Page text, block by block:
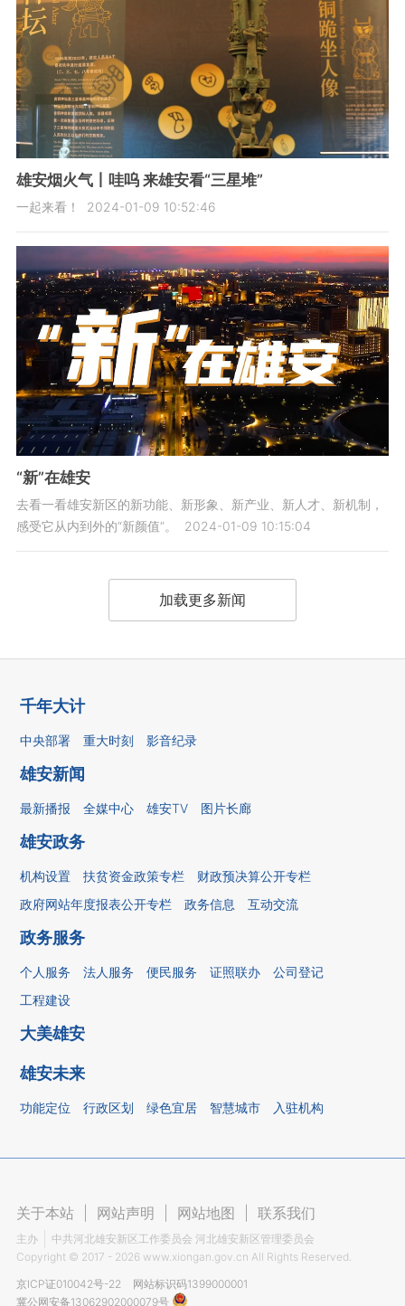
雄安烟火气丨哇呜 来雄安看“三星堆”
一起来看！ 2024-01-09 10:52:46
“新”在雄安
去看一看雄安新区的新功能、新形象、新产业、新人才、新机制，
感受它从内到外的“新颜值”。
2024-01-09 10:15:04
加载更多新闻
千年大计
中央部署 重大时刻 影音纪录
雄安新闻
最新播报 全媒中心 雄安TV 图片长廊
雄安政务
机构设置 扶贫资金政策专栏
财政预决算公开专栏
政府网站年度报表公开专栏
政务信息 互动交流
政务服务
个人服务 法人服务 便民服务 证照联办
公司登记
工程建设
大美雄安
雄安未来
功能定位 行政区划 绿色宜居 智慧城市 入驻机构
关于本站 网站声明 网站地图 联系我们
主办
中共河北雄安新区工作委员会 河北雄安新区管理委员会
Copyright © 2017 - 2026 www.xiongan.gov.cn All Rights Reserved.
京ICP证010042号-22
网站标识码1399000001
冀公网安备13062902000079号